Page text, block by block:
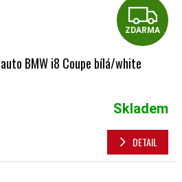
ZDARMA
BMW i8 Coupe bílá/white
Skladem
DETAIL